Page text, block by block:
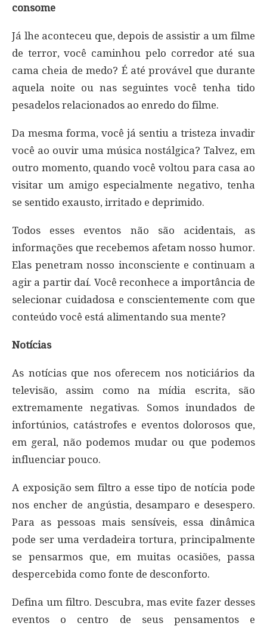
consome
Já lhe aconteceu que, depois de assistir a um filme
de terror, você caminhou pelo corredor até sua
cama cheia de medo? É até provável que durante
aquela noite ou nas seguintes você tenha tido
pesadelos relacionados ao enredo do filme.
Da mesma forma, você já sentiu a tristeza invadir
você ao ouvir uma música nostálgica? Talvez, em
outro momento, quando você voltou para casa ao
visitar um amigo especialmente negativo, tenha
se sentido exausto, irritado e deprimido.
Todos esses eventos não são acidentais, as
informações que recebemos afetam nosso humor.
Elas penetram nosso inconsciente e continuam a
agir a partir daí. Você reconhece a importância de
selecionar cuidadosa e conscientemente com que
conteúdo você está alimentando sua mente?
Notícias
As notícias que nos oferecem nos noticiários da
televisão, assim como na mídia escrita, são
extremamente negativas. Somos inundados de
infortúnios, catástrofes e eventos dolorosos que,
em geral, não podemos mudar ou que podemos
influenciar pouco.
A exposição sem filtro a esse tipo de notícia pode
nos encher de angústia, desamparo e desespero.
Para as pessoas mais sensíveis, essa dinâmica
pode ser uma verdadeira tortura, principalmente
se pensarmos que, em muitas ocasiões, passa
despercebida como fonte de desconforto.
Defina um filtro. Descubra, mas evite fazer desses
eventos o centro de seus pensamentos e